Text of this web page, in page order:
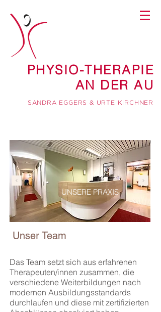
PHYSIO-THERAPIE
AN DER AU
SANDRA EGGERS & URTE KIRCHNER
UNSERE PRAXIS
Unser Team
Das Team setzt sich aus erfahrenen
Therapeuten/innen zusammen, die
verschiedene Weiterbildungen nach
modernen Ausbildungsstandards
durchlaufen und diese mit zertifizierten